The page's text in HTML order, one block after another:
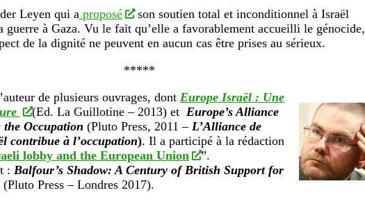
Leyen qui a proposé
son soutien total et inconditionnel à Israël
guerre à Gaza. Vu le fait qu’elle a favorablement accueilli le génocide,
de la dignité ne peuvent en aucun cas être prises au sérieux.
*****
de plusieurs ouvrages, dont Europe Israël : Une
(Ed. La Guillotine – 2013) et Europe’s Alliance
Occupation (Pluto Press, 2011 – L’Alliance de
contribue à l’occupation). Il a participé à la rédaction
lobby and the European Union
”.
: Balfour’s Shadow: A Century of British Support for
(Pluto Press – Londres 2017).